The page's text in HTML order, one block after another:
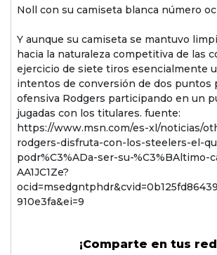
Noll con su camiseta blanca número
Y aunque su camiseta se mantuvo
hacia la naturaleza competitiva de las
ejercicio de siete tiros esencialmente
intentos de conversión de dos puntos
ofensiva Rodgers participando en un
jugadas con los titulares. fuente:
https://www.msn.com/es-xl/noticias/
rodgers-disfruta-con-los-steelers-el-
podr%C3%ADa-ser-su-%C3%BAltimo-
AA1JC1Ze?
910e3fa&ei=9
¡Comparte en tus